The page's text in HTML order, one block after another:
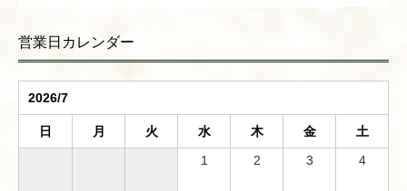
営業日カレンダー
2026/7
日 月 火 水 木 金
土
1
2 3 4